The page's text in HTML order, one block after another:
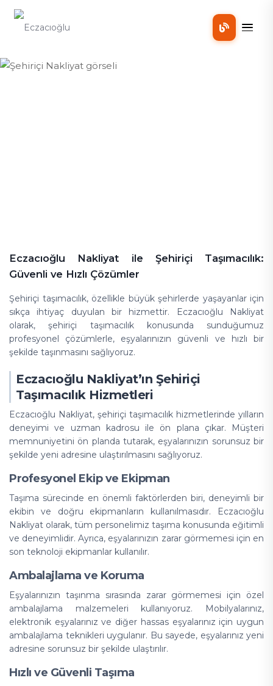
Mobil
Şehiriçi Nakliyat
Eczacıoğlu Nakliyat ile Şehiriçi Taşımacılık:
Güvenli ve Hızlı Çözümler
Şehiriçi taşımacılık, özellikle büyük şehirlerde yaşayanlar için
sıkça ihtiyaç duyulan bir hizmettir. Eczacıoğlu Nakliyat
olarak, şehiriçi taşımacılık konusunda sunduğumuz
profesyonel çözümlerle, eşyalarınızın güvenli ve hızlı bir
şekilde taşınmasını sağlıyoruz.
Eczacıoğlu Nakliyat’ın Şehiriçi
Taşımacılık Hizmetleri
Eczacıoğlu Nakliyat, şehiriçi taşımacılık hizmetlerinde yılların
deneyimi ve uzman kadrosu ile ön plana çıkar. Müşteri
memnuniyetini ön planda tutarak, eşyalarınızın sorunsuz bir
şekilde yeni adresine ulaştırılmasını sağlıyoruz.
Profesyonel Ekip ve Ekipman
Taşıma sürecinde en önemli faktörlerden biri, deneyimli bir
ekibin ve doğru ekipmanların kullanılmasıdır. Eczacıoğlu
Nakliyat olarak, tüm personelimiz taşıma konusunda eğitimli
ve deneyimlidir. Ayrıca, eşyalarınızın zarar görmemesi için en
son teknoloji ekipmanlar kullanılır.
Ambalajlama ve Koruma
Eşyalarınızın taşınma sırasında zarar görmemesi için özel
ambalajlama malzemeleri kullanıyoruz. Mobilyalarınız,
elektronik eşyalarınız ve diğer hassas eşyalarınız için uygun
ambalajlama teknikleri uygulanır. Bu sayede, eşyalarınız yeni
adresine sorunsuz bir şekilde ulaştırılır.
Hızlı ve Güvenli Taşıma